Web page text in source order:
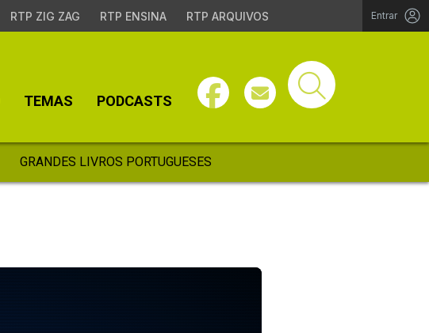
RTP ZIG ZAG RTP ENSINA RTP ARQUIVOS Entrar
TEMAS PODCASTS
GRANDES LIVROS PORTUGUESES